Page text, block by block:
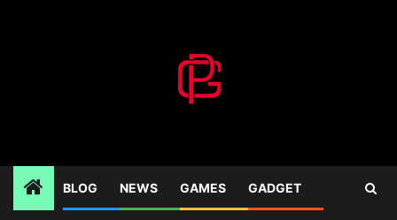
BLOG NEWS GAMES GADGET